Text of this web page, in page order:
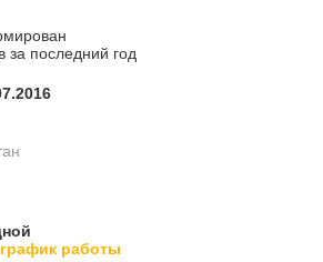
за последний год
работы